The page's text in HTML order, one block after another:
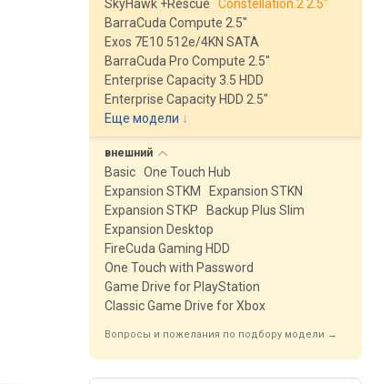
SkyHawk +Rescue
Constellation.2 2.5"
BarraCuda Compute 2.5"
Exos 7E10 512e/4KN SATA
BarraCuda Pro Compute 2.5"
Enterprise Capacity 3.5 HDD
Enterprise Capacity HDD 2.5"
Еще модели ↓
внешний
Basic One Touch Hub
Expansion STKM
Expansion STKN
Expansion STKP
Backup Plus Slim
Expansion Desktop
FireCuda Gaming HDD
One Touch with Password
Game Drive for PlayStation
Classic Game Drive for Xbox
Вопросы и пожелания по подбору модели →